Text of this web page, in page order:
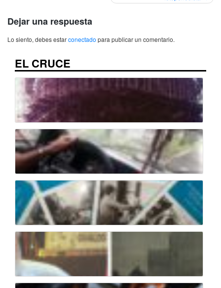
Dejar una respuesta
Lo siento, debes estarconectado para publicar un comentario.
EL CRUCE